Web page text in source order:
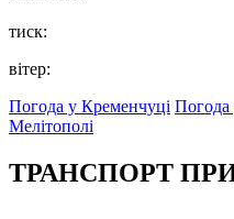
тиск:
вітер:
Погода у Кременчуці Погода
Мелітополі
ТРАНСПОРТ